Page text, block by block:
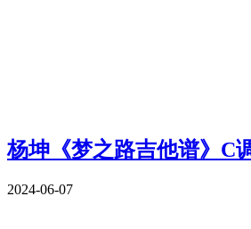
杨坤《梦之路吉他谱》C
2024-06-07